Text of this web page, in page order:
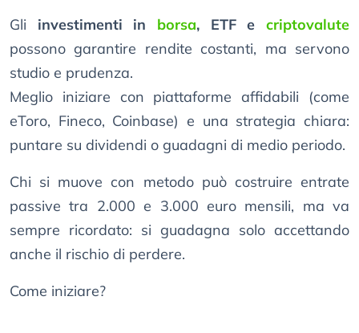
Gli investimenti in borsa, ETF ecriptovalute
possono garantire rendite costanti, ma servono
studio e prudenza.
Meglio iniziare con piattaforme affidabili (come
eToro, Fineco, Coinbase) e una strategia chiara:
puntare su dividendi o guadagni di medio periodo.
Chi si muove con metodo può costruire entrate
passive tra 2.000 e 3.000 euro mensili, ma va
sempre ricordato: si guadagna solo accettando
anche il rischio di perdere.
Come iniziare?